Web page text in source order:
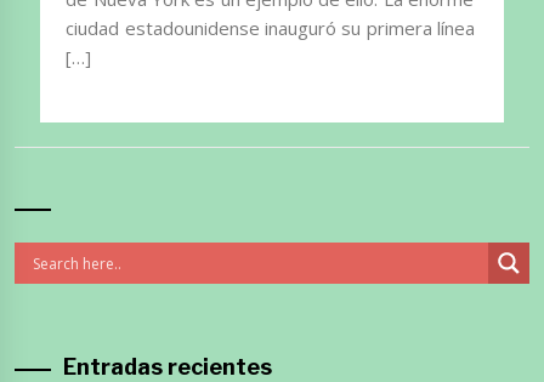
ciudad estadounidense inauguró su primera línea
[…]
Entradas recientes